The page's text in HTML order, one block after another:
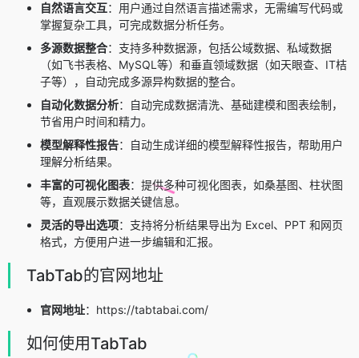
自然语言交互：用户通过自然语言描述需求，无需编写代码或
掌握复杂工具，可完成数据分析任务。
多源数据整合：支持多种数据源，包括公域数据、私域数据
（如飞书表格、MySQL等）和垂直领域数据（如天眼查、IT桔
子等），自动完成多源异构数据的整合。
自动化数据分析：自动完成数据清洗、基础建模和图表绘制，
节省用户时间和精力。
模型解释性报告：自动生成详细的模型解释性报告，帮助用户
理解分析结果。
丰富的可视化图表：提供多种可视化图表，如桑基图、柱状图
等，直观展示数据关键信息。
灵活的导出选项：支持将分析结果导出为 Excel、PPT 和网页
格式，方便用户进一步编辑和汇报。
TabTab的官网地址
官网地址：https://tabtabai.com/
如何使用TabTab